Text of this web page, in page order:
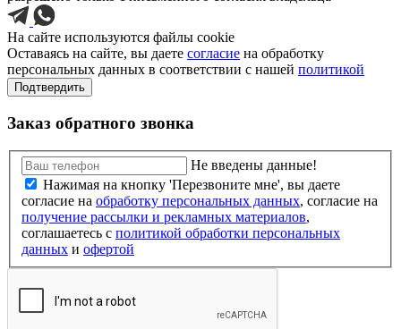
На сайте используются файлы cookie
Оставаясь на сайте, вы даете согласие на обработку
персональных данных в соответствии с нашей политикой
Подтвердить
Заказ обратного звонка
Не введены данные!
Нажимая на кнопку 'Перезвоните мне', вы даете
согласие на обработку персональных данных, согласие на
получение рассылки и рекламных материалов,
соглашаетесь c политикой обработки персональных
данных и офертой